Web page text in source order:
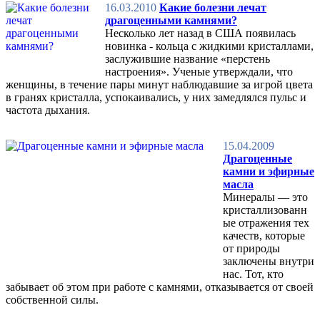
16.03.2010 Какие болезни лечат
драгоценными камнями?
Несколько лет назад в США появилась
новинка - кольца с жидкими кристаллами,
заслужившие название «перстень
настроения». Ученые утверждали, что
женщины, в течение пары минут наблюдавшие за игрой цвета
в гранях кристалла, успокаивались, у них замедлялся пульс и
частота дыхания.
15.04.2009
Драгоценные
камни и эфирные
масла
Минералы — это
кристаллизованн
ые отражения тех
качеств, которые
от природы
заключены внутри
нас. Тот, кто
забывает об этом при работе с камнями, отказывается от своей
собственной силы.